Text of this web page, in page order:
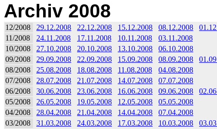
Archiv 2008
12/2008 29.12.2008 22.12.2008 15.12.2008 08.12.2008
11/2008
24.11.2008 17.11.2008 10.11.2008
03.11.2008
10/2008
27.10.2008 20.10.2008 13.10.2008
06.10.2008
09/2008
29.09.2008 22.09.2008 15.09.2008 08.09.2008
08/2008
25.08.2008 18.08.2008 11.08.2008
04.08.2008
07/2008
28.07.2008 21.07.2008 14.07.2008
07.07.2008
06/2008
30.06.2008 23.06.2008 16.06.2008 09.06.2008
05/2008
26.05.2008 19.05.2008 12.05.2008
05.05.2008
04/2008
28.04.2008 21.04.2008 14.04.2008
07.04.2008
03/2008
31.03.2008 24.03.2008 17.03.2008 10.03.2008